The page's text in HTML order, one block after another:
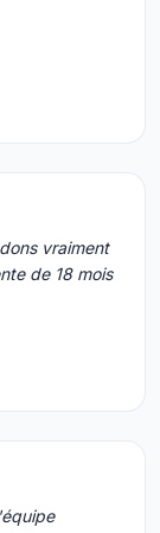
vraiment
de 18 mois